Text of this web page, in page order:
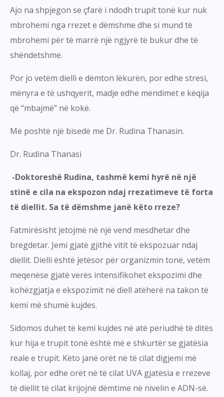
Ajo na shpjegon se çfarë i ndodh trupit tonë kur nuk
mbrohemi nga rrezet e dëmshme dhe si mund të
mbrohemi për të marrë një ngjyrë të bukur dhe të
shëndetshme.
Por jo vetëm dielli e dëmton lëkurën, por edhe stresi,
mënyra e të ushqyerit, madje edhe mendimet e këqija
që “mbajmë” në kokë.
Më poshtë një bisedë me Dr. Rudina Thanasin.
Dr. Rudina Thanasi
-Doktoreshë Rudina, tashmë kemi hyrë në një
stinë e cila na ekspozon ndaj rrezatimeve të forta
të diellit. Sa të dëmshme janë këto rreze?
Fatmirësisht jetojmë në një vend mesdhetar dhe
bregdetar. Jemi gjatë gjithë vitit të ekspozuar ndaj
diellit. Dielli është jetësor për organizmin tonë, vetëm
meqenëse gjatë verës intensifikohet ekspozimi dhe
kohëzgjatja e ekspozimit në diell atëherë na takon të
kemi më shumë kujdes.
Sidomos duhet të kemi kujdes në atë periudhë të ditës
kur hija e trupit tonë është më e shkurtër se gjatësia
reale e trupit. Këto janë orët në të cilat digjemi më
kollaj, por edhe orët në të cilat UVA gjatësia e rrezeve
të diellit të cilat krijojnë dëmtime në nivelin e ADN-së.